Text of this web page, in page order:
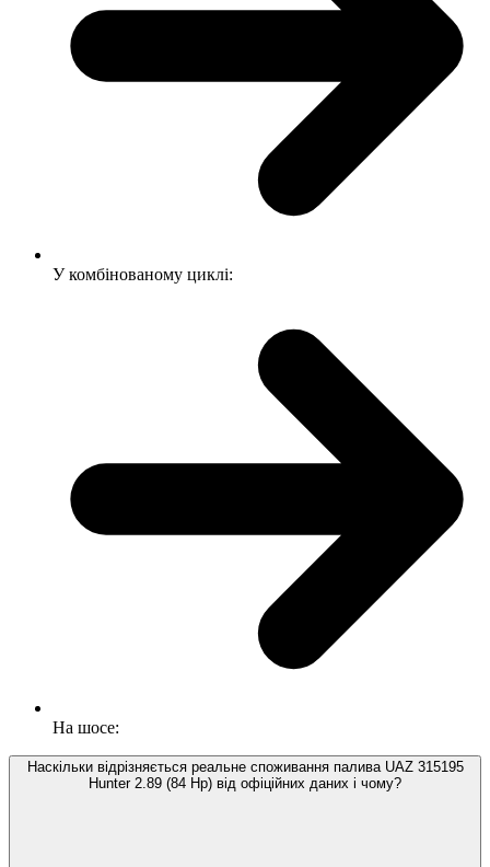
У комбінованому циклі:
На шосе:
Наскільки відрізняється реальне споживання палива UAZ 315195
Hunter 2.89 (84 Hp) від офіційних даних і чому?